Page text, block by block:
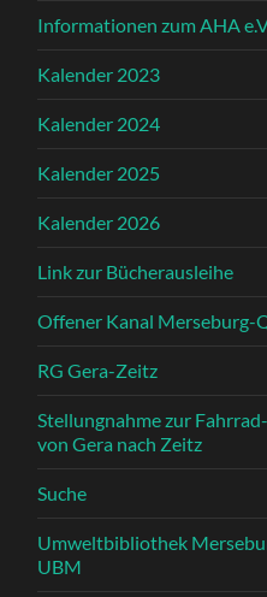
Informationen zum AHA
Kalender 2023
Kalender 2024
Kalender 2025
Kalender 2026
Link zur Bücherausleihe
Offener Kanal Merseburg-
RG Gera-Zeitz
Stellungnahme zur
von Gera nach Zeitz
Suche
Umweltbibliothek
UBM